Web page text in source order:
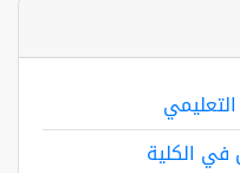
الكلية